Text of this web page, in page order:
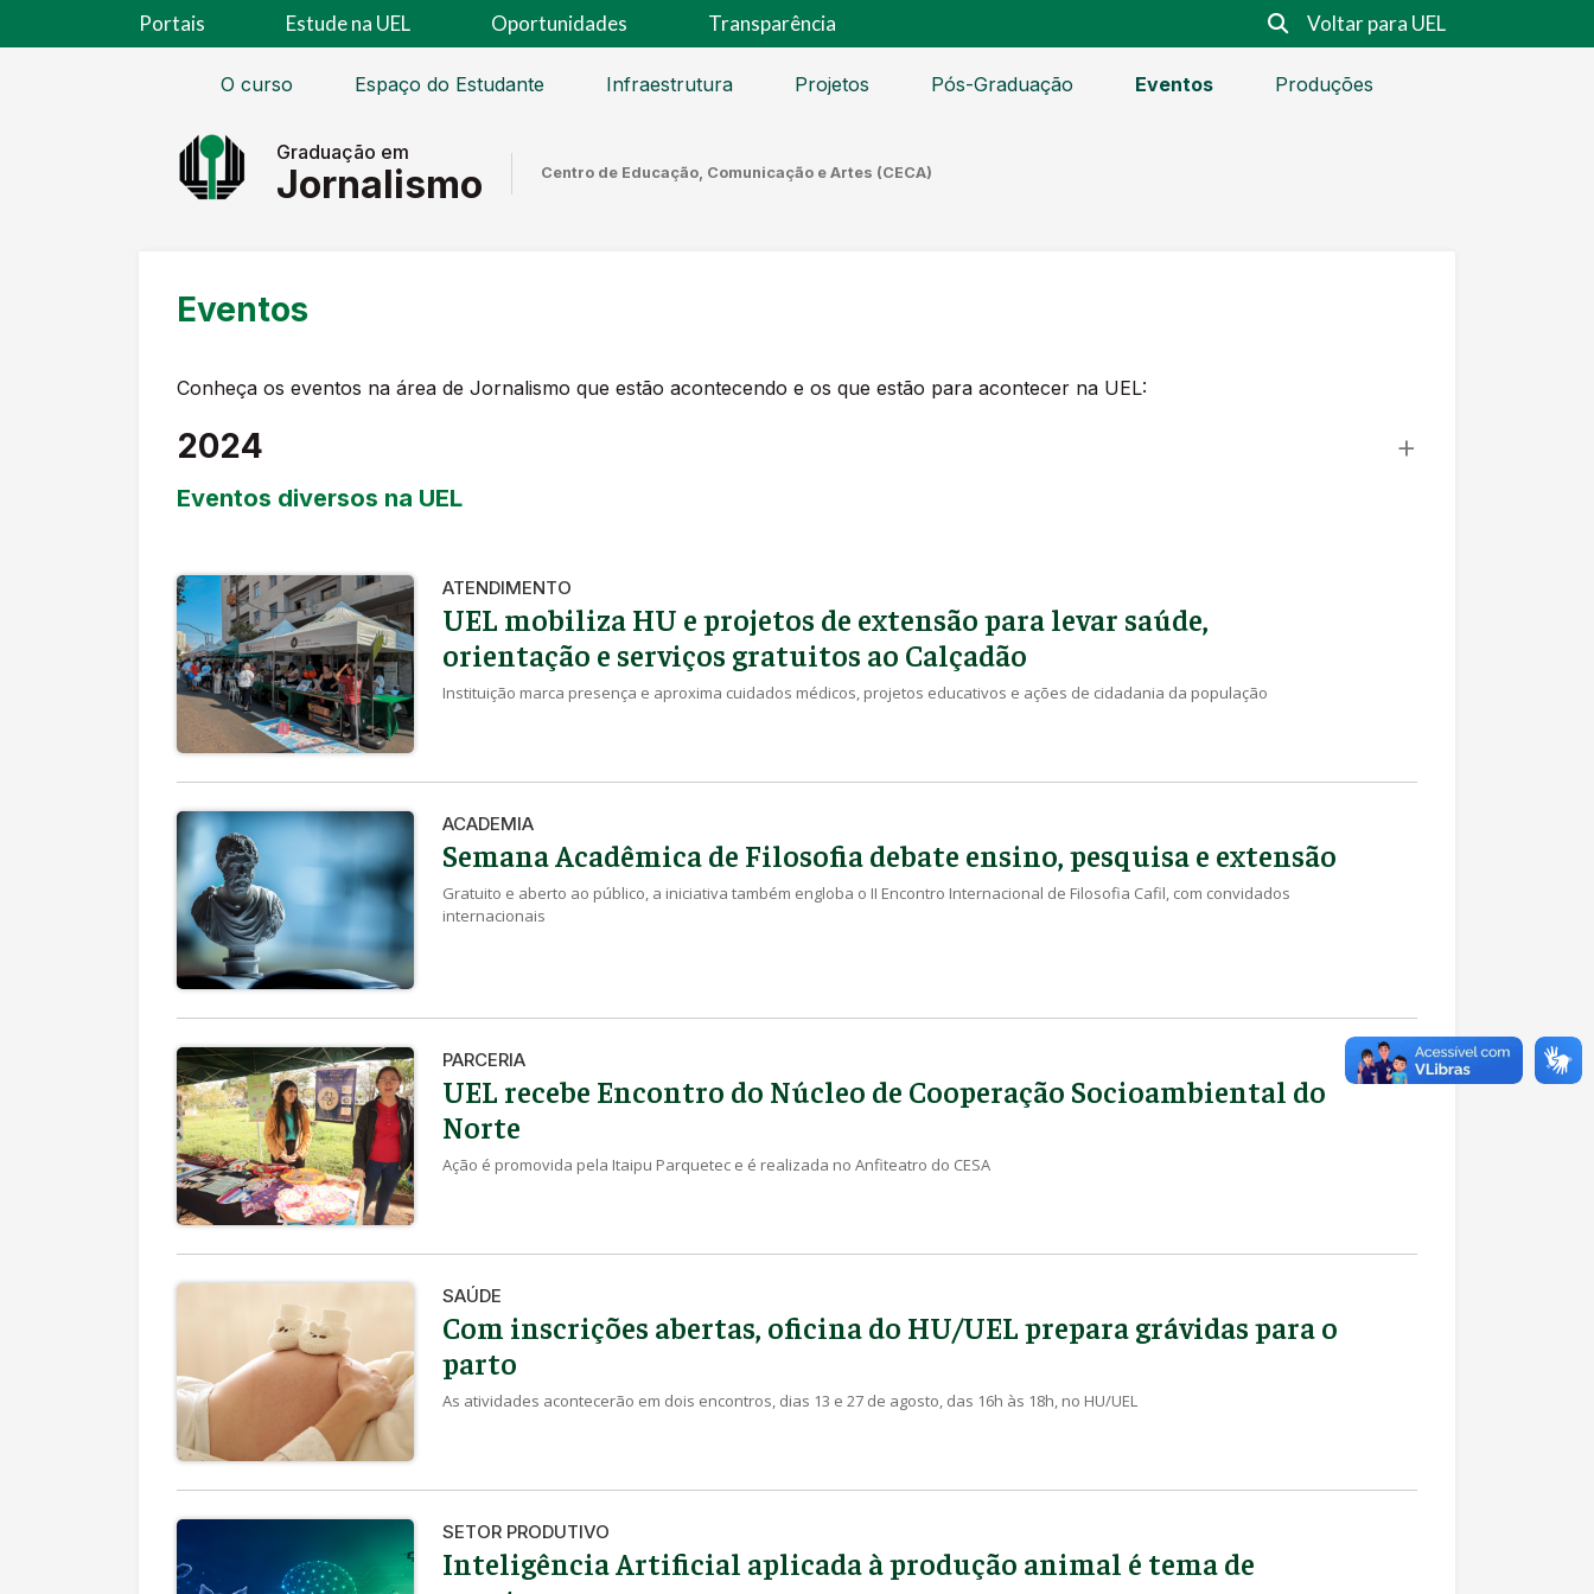
Portais Estude na UEL Oportunidades Transparência Voltar para UEL
O curso Espaço do Estudante Infraestrutura Projetos Pós-Graduação Eventos Produções
Graduação em
Jornalismo Centro de Educação, Comunicação e Artes (CECA)
Eventos
Conheça os eventos na área de Jornalismo que estão acontecendo e os que estão para acontecer na UEL:
2024
Eventos diversos na UEL
ATENDIMENTO
UEL mobiliza HU e projetos de extensão para levar saúde,
orientação e serviços gratuitos ao Calçadão
Instituição marca presença e aproxima cuidados médicos, projetos educativos e ações de cidadania da população
ACADEMIA
Semana Acadêmica de Filosofia debate ensino, pesquisa e extensão
Gratuito e aberto ao público, a iniciativa também engloba o II Encontro Internacional de Filosofia Cafil, com convidados
internacionais
PARCERIA
UEL recebe Encontro do Núcleo de Cooperação Socioambiental do
Norte
Ação é promovida pela Itaipu Parquetec e é realizada no Anfiteatro do CESA
SAÚDE
Com inscrições abertas, oficina do HU/UEL prepara grávidas para o
parto
As atividades acontecerão em dois encontros, dias 13 e 27 de agosto, das 16h às 18h, no HU/UEL
SETOR PRODUTIVO
Inteligência Artificial aplicada à produção animal é tema de